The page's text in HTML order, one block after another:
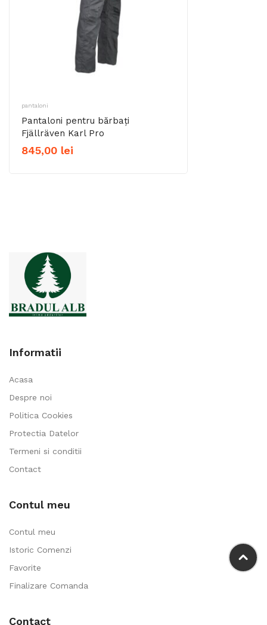
pantaloni
Pantaloni pentru bărbați
Fjällräven Karl Pro
845,00 lei
Informatii
Acasa
Despre noi
Politica Cookies
Protectia Datelor
Termeni si conditii
Contact
Contul meu
Contul meu
Istoric Comenzi
Favorite
Finalizare Comanda
Contact